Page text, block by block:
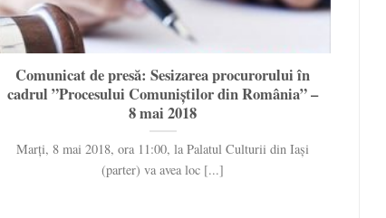
Comunicat de presă: Sesizarea procurorului în
cadrul ”Procesului Comuniștilor din România” –
8 mai 2018
Marți, 8 mai 2018, ora 11:00, la Palatul Culturii din Iași
(parter) va avea loc [...]